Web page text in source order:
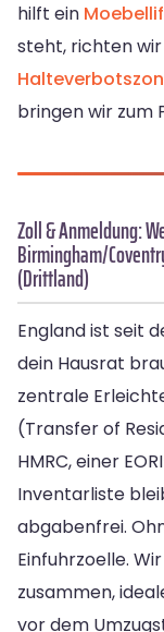
hilft ein
steht, richten
bringen wir zum
Zoll & Anmeldung:
Birmingham/
(Drittland)
England ist seit
dein Hausrat
zentrale
(Transfer of
HMRC, einer
Inventarliste
abgabenfrei.
Einfuhrzoelle.
zusammen,
vor dem